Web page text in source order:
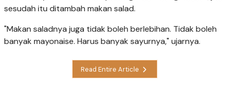
sesudah itu ditambah makan salad.
"Makan saladnya juga tidak boleh berlebihan. Tidak boleh
banyak mayonaise. Harus banyak sayurnya," ujarnya.
Read Entire Article